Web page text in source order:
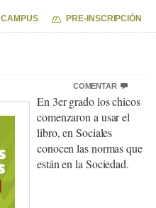
CAMPUS PRE-INSCRIPCIÓN
COMENTAR
En 3er grado los chicos
comenzaron a usar el
libro, en Sociales
conocen las normas que
están en la Sociedad.